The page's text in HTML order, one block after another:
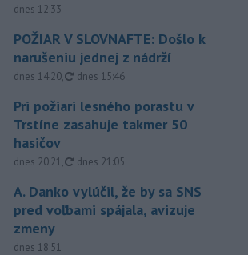
dnes 12:33
POŽIAR V SLOVNAFTE: Došlo k
narušeniu jednej z nádrží
dnes 14:20, aktualizované
dnes 15:46
Pri požiari lesného porastu v
Trstíne zasahuje takmer 50
hasičov
dnes 20:21, aktualizované
dnes 21:05
A. Danko vylúčil, že by sa SNS
pred voľbami spájala, avizuje
zmeny
dnes 18:51